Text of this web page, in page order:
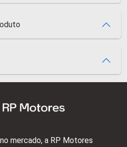
mercado, a RP Motores